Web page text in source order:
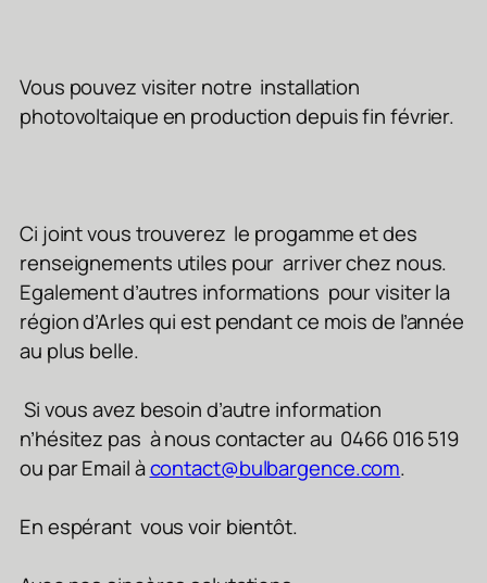
Vous pouvez visiter notre installation
photovoltaique en production depuis fin février.
Ci joint vous trouverez le progamme et des
renseignements utiles pour arriver chez nous.
Egalement d’autres informations pour visiter la
région d’Arles qui est pendant ce mois de l’année
au plus belle.
Si vous avez besoin d’autre information
n’hésitez pas à nous contacter au 0466 016 519
ou par Email àcontact@bulbargence.com.
En espérant vous voir bientôt.